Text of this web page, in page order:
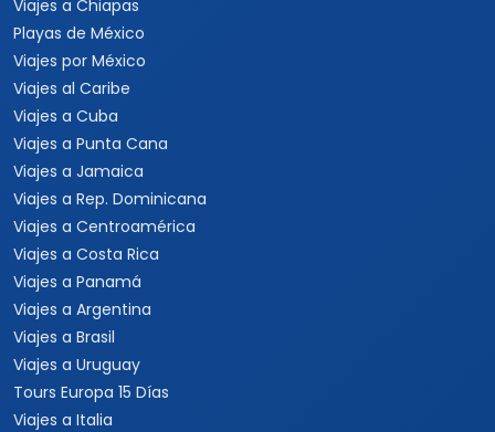
Viajes a Chiapas
Playas de México
Viajes por México
Viajes al Caribe
Viajes a Cuba
Viajes a Punta Cana
Viajes a Jamaica
Viajes a Rep. Dominicana
Viajes a Centroamérica
Viajes a Costa Rica
Viajes a Panamá
Viajes a Argentina
Viajes a Brasil
Viajes a Uruguay
Tours Europa 15 Días
Viajes a Italia